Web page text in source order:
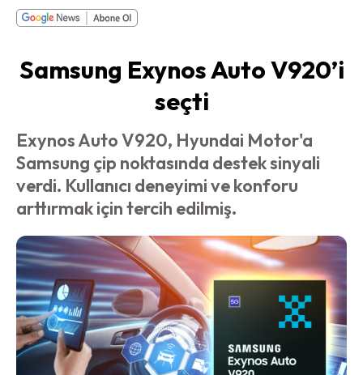
Samsung Exynos Auto V920’i
seçti
Exynos Auto V920, Hyundai Motor'a
Samsung çip noktasında destek sinyali
verdi. Kullanıcı deneyimi ve konforu
arttırmak için tercih edilmiş.